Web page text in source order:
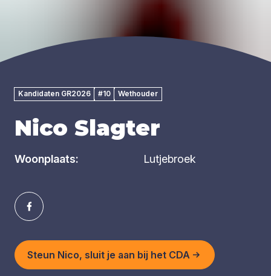
Kandidaten GR2026 #10 Wethouder
Nico Slagter
Woonplaats: Lutjebroek
Steun Nico, sluit je aan bij het CDA